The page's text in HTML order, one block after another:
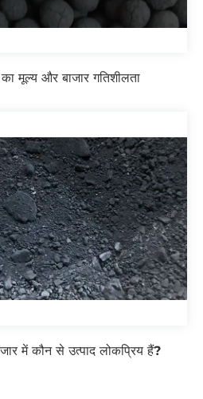
का मूल्य और बाजार गतिशीलता
में कौन से उत्पाद लोकप्रिय हैं?